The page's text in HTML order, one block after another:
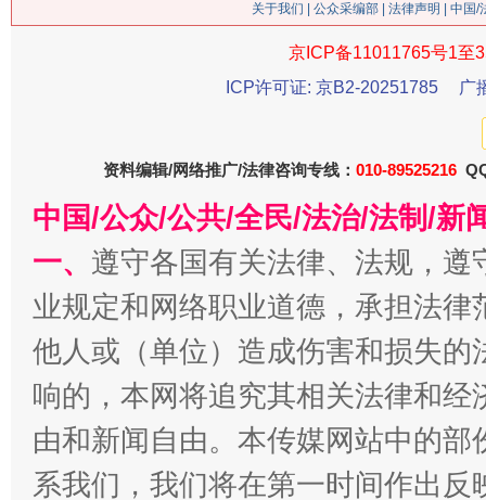
在谋一域中谋全局
今
关于我们 公众采编部 法律声明 | 中国
京ICP备11011765号1至
ICP许可证: 京B2-20251785
广
资料编辑/网络推广/法律咨询专线： 010-89525216
中国/公众/公共/全民/法治/法制/新
一、 遵守各国有关法律、法规，
业规定和网络职业道德，承担法
他人或（单位）造成伤害和损失
响的，本网将追究其相关法律和
由和新闻自由。本传媒网站中的
系我们，我们将在第一时间作出